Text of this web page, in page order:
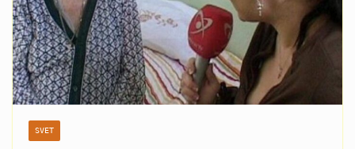
nasilje i krah: Evo koja žena
je razlog kraha braka Čede
Jovanovića! Kad vidite o kome
se radi neće vam bit dobro!
SVET